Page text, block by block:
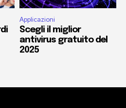
Applicazioni
Scegli il miglior
antivirus gratuito del
2025